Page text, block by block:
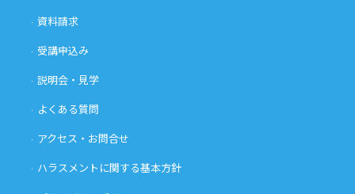
資料請求
受講申込み
説明会・見学
よくある質問
アクセス・お問合せ
ハラスメントに関する基本方針